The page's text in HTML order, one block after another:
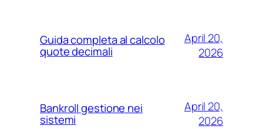
Guida completa al calcolo
quote decimali
April 20,
2026
Bankroll gestione nei
sistemi
April 20,
2026